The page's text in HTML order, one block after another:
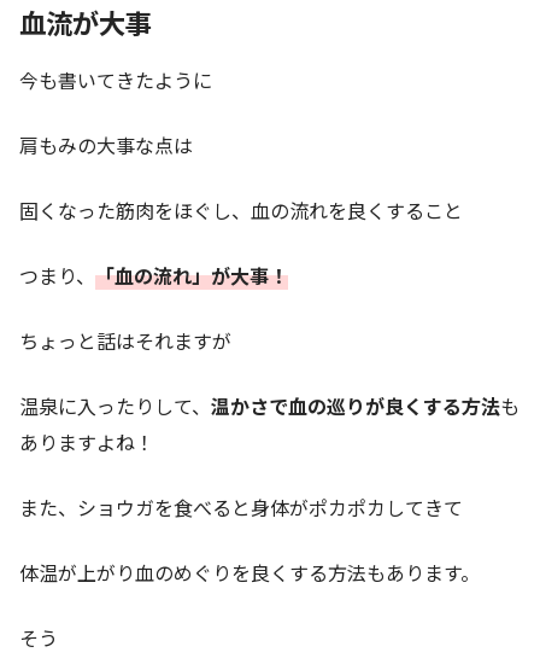
血流が大事
今も書いてきたように
肩もみの大事な点は
固くなった筋肉をほぐし、血の流れを良くすること
つまり、 「血の流れ」が大事！
ちょっと話はそれますが
温泉に入ったりして、 温かさで血の巡りが良くする方法も
ありますよね！
また、ショウガを食べると身体がポカポカしてきて
体温が上がり血のめぐりを良くする方法もあります。
そう